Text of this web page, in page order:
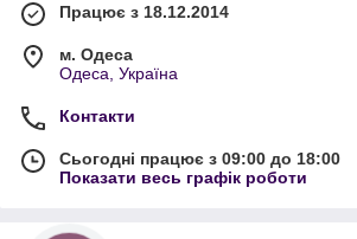
Працює з 18.12.2014
м. Одеса
Одеса, Україна
Контакти
Сьогодні працює з 09:00 до 18:00
Показати весь графік роботи